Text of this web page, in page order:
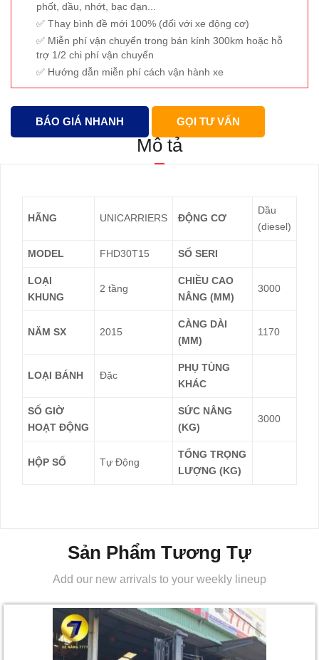
phốt, dầu, nhớt, bạc đạn...
Thay bình đề mới 100% (đối với xe động cơ)
Miễn phí vận chuyển trong bán kính 300km hoặc hỗ
trợ 1/2 chi phí vận chuyển
Hướng dẫn miễn phí cách vận hành xe
BÁO GIÁ NHANH GỌI TƯ VẤN
Mô tả
HÃNG UNICARRIERS ĐỘNG CƠ
Dầu
(diesel)
MODEL FHD30T15 SỐ SERI
LOẠI
KHUNG
2 tầng
CHIỀU CAO
NÂNG (MM)
3000
NĂM SX 2015
CÀNG DÀI
(MM)
1170
LOẠI BÁNH Đặc
PHỤ TÙNG
KHÁC
SỐ GIỜ
HOẠT ĐỘNG
SỨC NÂNG
(KG)
3000
HỘP SỐ Tự Động
TỔNG TRỌNG
LƯỢNG (KG)
Sản Phẩm Tương Tự
Add our new arrivals to your weekly lineup